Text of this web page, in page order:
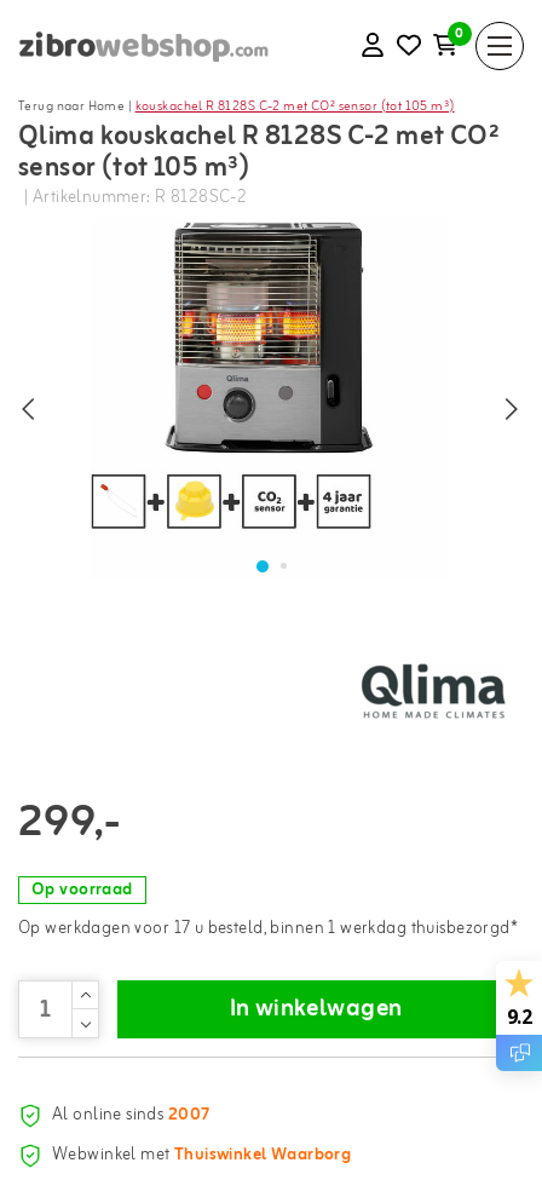
0
Terug naar Home |kouskachel R 8128S C-2 met CO² sensor (tot 105 m³)
Qlima kouskachel R 8128S C-2 met CO²
sensor (tot 105 m³)
| Artikelnummer: R 8128SC-2
299,-
Op voorraad
Op werkdagen voor 17 u besteld, binnen 1 werkdag thuisbezorgd*
In winkelwagen
Al online sinds2007
Webwinkel metThuiswinkel Waarborg
9.2